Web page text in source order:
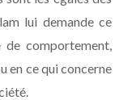
lui demande ce
de comportement,
en ce qui concerne